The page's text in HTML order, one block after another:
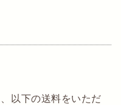
以下の送料をいただ